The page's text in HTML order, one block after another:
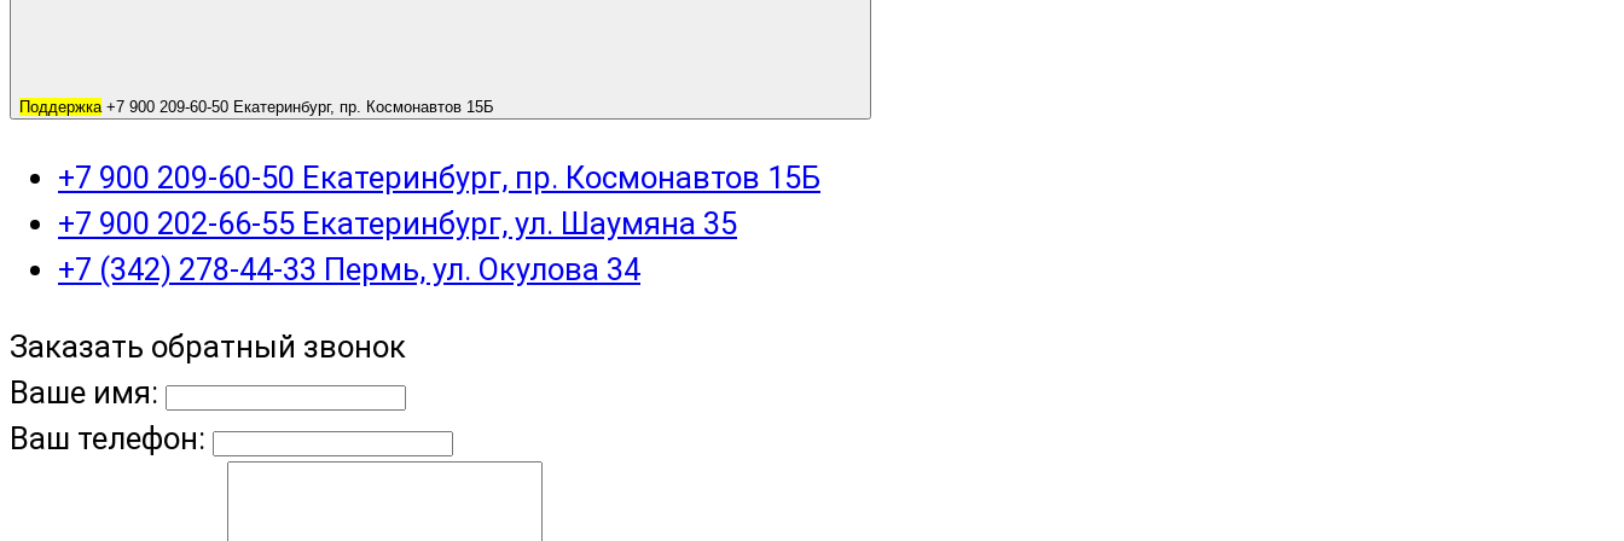
Поддержка +7 900 209-60-50 Екатеринбург, пр. Космонавтов 15Б
+7 900 209-60-50 Екатеринбург, пр. Космонавтов 15Б
+7 900 202-66-55 Екатеринбург, ул. Шаумяна 35
+7 (342) 278-44-33 Пермь, ул. Окулова 34
Заказать обратный звонок
Ваше имя:
Ваш телефон: